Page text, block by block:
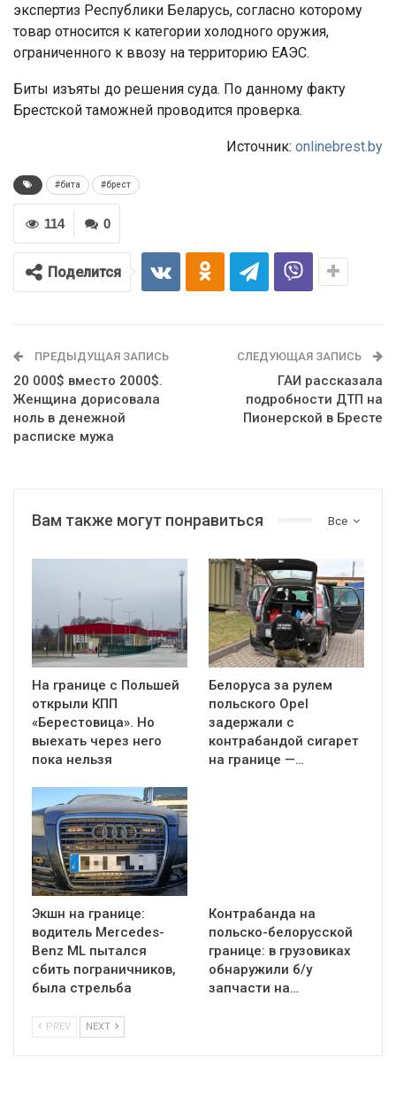
экспертиз Республики Беларусь, согласно которому
товар относится к категории холодного оружия,
ограниченного к ввозу на территорию ЕАЭС.
Биты изъяты до решения суда. По данному факту
Брестской таможней проводится проверка.
Источник: onlinebrest.by
#бита #брест
0
114
Поделится
ПРЕДЫДУЩАЯ ЗАПИСЬ
20 000$ вместо 2000$.
Женщина дорисовала
ноль в денежной
расписке мужа
СЛЕДУЮЩАЯ ЗАПИСЬ
ГАИ рассказала
подробности ДТП на
Пионерской в Бресте
Все
Вам также могут понравиться
На границе с Польшей
открыли КПП
«Берестовица». Но
выехать через него
пока нельзя
Белоруса за рулем
польского Opel
задержали с
контрабандой сигарет
на границе —…
Экшн на границе:
водитель Mercedes-
Benz ML пытался
сбить пограничников,
была стрельба
Контрабанда на
польско-белорусской
границе: в грузовиках
обнаружили б/у
запчасти на…
PREV NEXT